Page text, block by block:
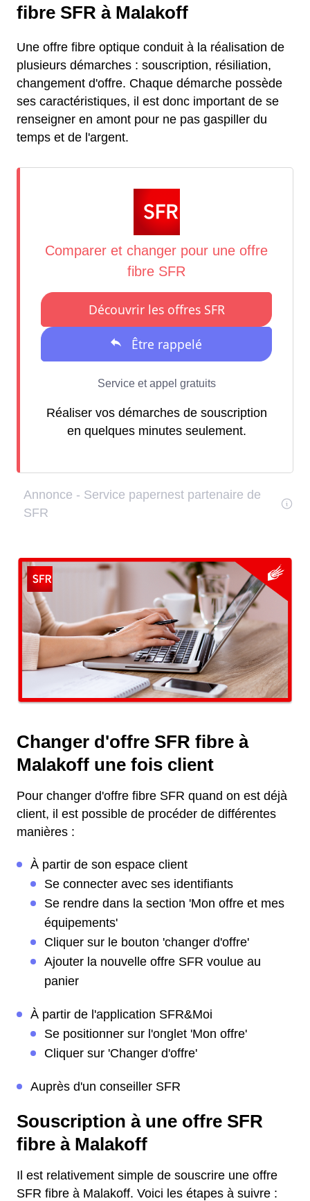
fibre SFR à Malakoff
Une offre fibre optique conduit à la réalisation de
plusieurs démarches : souscription, résiliation,
changement d'offre. Chaque démarche possède
ses caractéristiques, il est donc important de se
renseigner en amont pour ne pas gaspiller du
temps et de l'argent.
Réaliser vos démarches de souscription
en quelques minutes seulement.
Changer d'offre SFR fibre à
Malakoff une fois client
Pour changer d'offre fibre SFR quand on est déjà
client, il est possible de procéder de différentes
manières :
À partir de son espace client
Se connecter avec ses identifiants
Se rendre dans la section 'Mon offre et mes
équipements'
Cliquer sur le bouton 'changer d'offre'
Ajouter la nouvelle offre SFR voulue au
panier
À partir de l'application SFR&Moi
Se positionner sur l'onglet 'Mon offre'
Cliquer sur 'Changer d'offre'
Auprès d'un conseiller SFR
Souscription à une offre SFR
fibre à Malakoff
Il est relativement simple de souscrire une offre
SFR fibre à Malakoff. Voici les étapes à suivre :